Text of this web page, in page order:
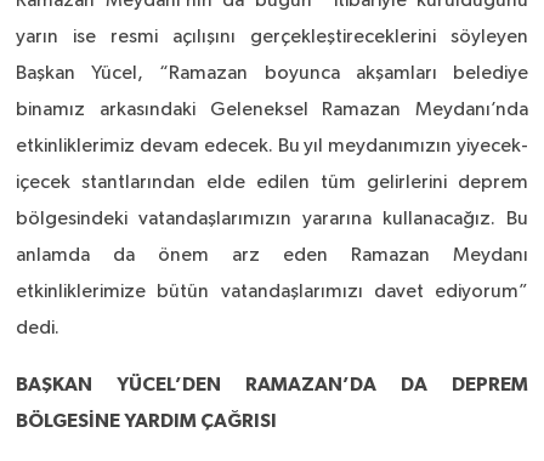
yarın ise resmi açılışını gerçekleştireceklerini söyleyen
Başkan Yücel, “Ramazan boyunca akşamları belediye
binamız arkasındaki Geleneksel Ramazan Meydanı’nda
etkinliklerimiz devam edecek. Bu yıl meydanımızın yiyecek-
içecek stantlarından elde edilen tüm gelirlerini deprem
bölgesindeki vatandaşlarımızın yararına kullanacağız. Bu
anlamda da önem arz eden Ramazan Meydanı
etkinliklerimize bütün vatandaşlarımızı davet ediyorum”
dedi.
BAŞKAN YÜCEL’DEN RAMAZAN’DA DA DEPREM
BÖLGESİNE YARDIM ÇAĞRISI